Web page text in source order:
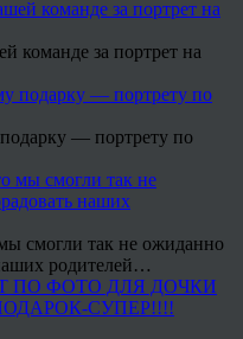
команде за портрет на
— портрету по
смогли так не ожиданно
родителей…